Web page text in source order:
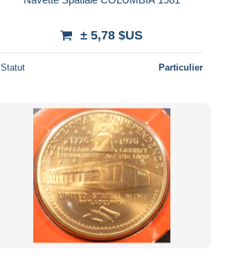
± 5,78 $US
Statut Particulier